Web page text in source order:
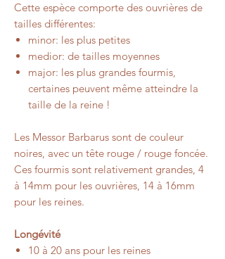
Cette espèce comporte des ouvrières de
tailles différentes:
minor: les plus petites
medior: de tailles moyennes
major: les plus grandes fourmis,
certaines peuvent même atteindre la
taille de la reine !
Les Messor Barbarus sont de couleur
noires, avec un tête rouge / rouge foncée.
Ces fourmis sont relativement grandes, 4
à 14mm pour les ouvrières, 14 à 16mm
pour les reines.
Longévité
10 à 20 ans pour les reines